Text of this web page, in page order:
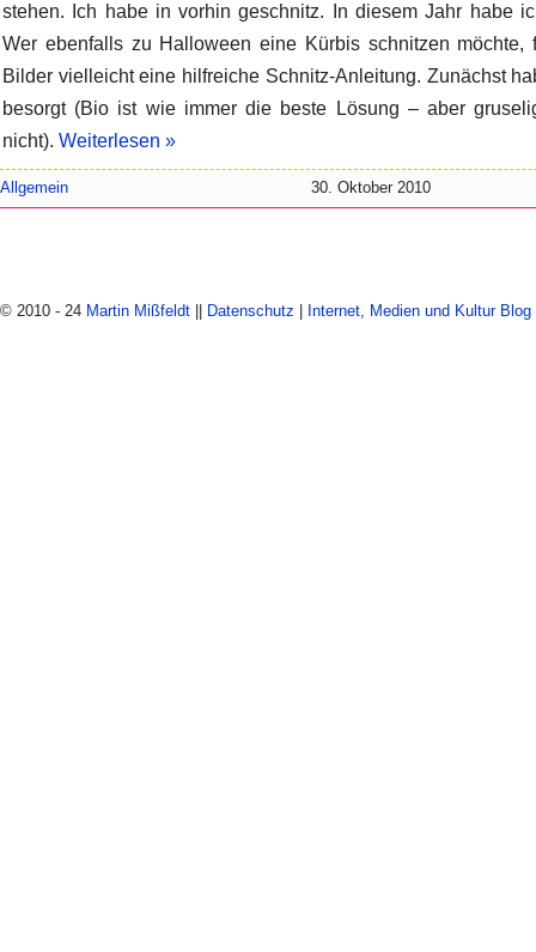
stehen. Ich habe in vorhin geschnitz. In diesem Jahr habe
Wer ebenfalls zu Halloween eine Kürbis schnitzen
Bilder vielleicht eine hilfreiche Schnitz-Anleitung. Zunächst
besorgt (Bio ist wie immer die beste Lösung – aber
nicht). Weiterlesen »
Allgemein 30. Oktober 2010
© 2010 - 24 Martin Mißfeldt Datenschutz Internet, Medien und Kultur Blog